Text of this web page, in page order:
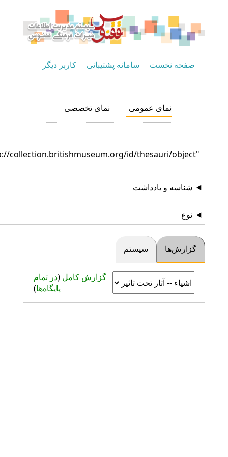
صفحه نخست سامانه پشتیبانی کاربر دیگر
نمای عمومی نمای تخصصی
شناسه و یادداشت
نوع
گزارش‌ها سیستم
گزارش کامل (در تمام
پایگاه‌ها)